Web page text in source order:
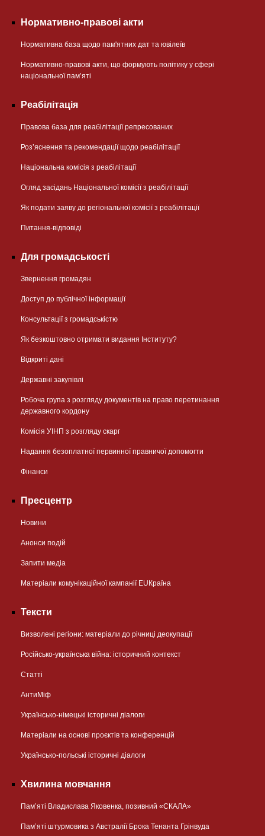
Нормативно-правові акти
Нормативна база щодо пам'ятних дат та ювілеїв
Нормативно-правові акти, що формують політику у сфері
національної памʼяті
Реабілітація
Правова база для реабілітації репресованих
Розʼяснення та рекомендації щодо реабілітації
Національна комісія з реабілітації
Огляд засідань Національної комісії з реабілітації
Як подати заяву до регіональної комісії з реабілітації
Питання-відповіді
Для громадськості
Звернення громадян
Доступ до публічної інформації
Консультації з громадськістю
Як безкоштовно отримати видання Інституту?
Відкриті дані
Державні закупівлі
Робоча група з розгляду документів на право перетинання
державного кордону
Комісія УІНП з розгляду скарг
Надання безоплатної первинної правничої допомогти
Фінанси
Пресцентр
Новини
Анонси подій
Запити медіа
Матеріали комунікаційної кампанії EUКраїна
Тексти
Визволені регіони: матеріали до річниці деокупації
Російсько-українська війна: історичний контекст
Статті
АнтиМіф
Українсько-німецькі історичні діалоги
Матеріали на основі проєктів та конференцій
Українсько-польські історичні діалоги
Хвилина мовчання
Пам’яті Владислава Яковенка, позивний «СКАЛА»
Пам’яті штурмовика з Австралії Брока Тенанта Грінвуда